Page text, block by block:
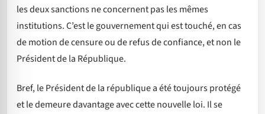
les deux sanctions ne concernent pas les mêmes
institutions. C’est le gouvernement qui est touché, en cas
de motion de censure ou de refus de confiance, et non le
Président de la République.
Bref, le Président de la république a été toujours protégé
et le demeure davantage avec cette nouvelle loi. Il se